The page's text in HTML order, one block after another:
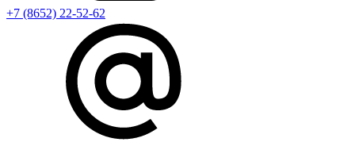
+7 (8652) 22-52-62